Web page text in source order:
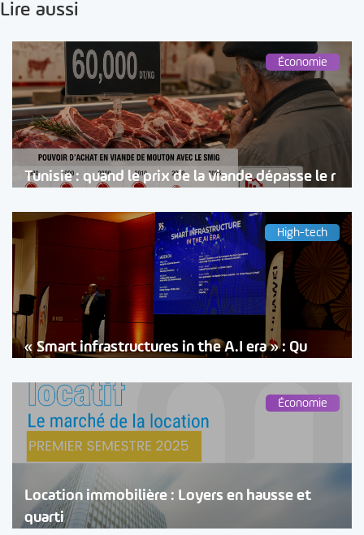
Lire aussi
Économie
Tunisie : quand le prix de la viande dépasse le r
High-tech
« Smart infrastructures in the A.I era » : Qu
Économie
Location immobilière : Loyers en hausse et
quarti